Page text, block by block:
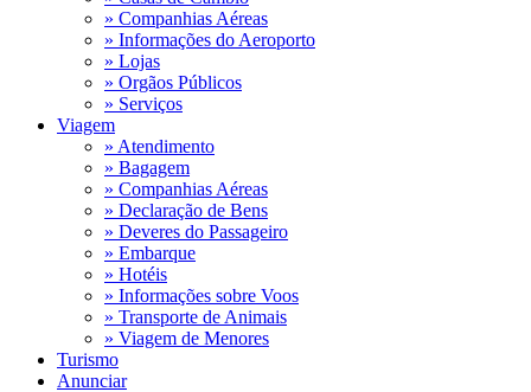
» Companhias Aéreas
» Informações do Aeroporto
» Lojas
» Orgãos Públicos
» Serviços
Viagem
» Atendimento
» Bagagem
» Companhias Aéreas
» Declaração de Bens
» Deveres do Passageiro
» Embarque
» Hotéis
» Informações sobre Voos
» Transporte de Animais
» Viagem de Menores
Turismo
Anunciar